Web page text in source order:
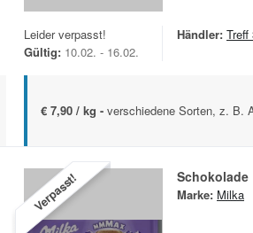
Leider verpasst!
Gültig: 10.02. - 16.02.
Händler: Treff
€ 7,90 / kg - verschiedene Sorten, z. B.
Verpasst! Schokolade
Marke: Milka